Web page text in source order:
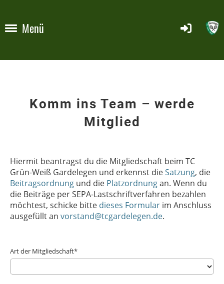
Menü
Komm ins Team – werde
Mitglied
Hiermit beantragst du die Mitgliedschaft beim TC
Grün-Weiß Gardelegen und erkennst dieSatzung, die
Beitragsordnung und die Platzordnungan. Wenn du
die Beiträge per SEPA-Lastschriftverfahren bezahlen
möchtest, schicke bitte dieses Formular im Anschluss
ausgefüllt an vorstand@tcgardelegen.de.
Art der Mitgliedschaft*